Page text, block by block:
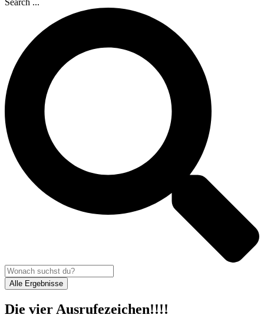
Search ...
Alle Ergebnisse
Die vier Ausrufezeichen!!!!